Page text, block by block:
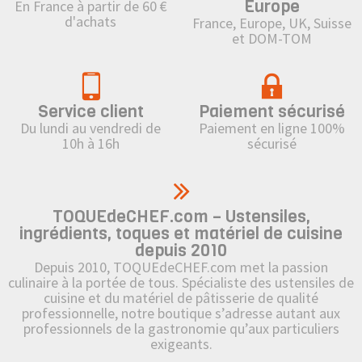
En France à partir de 60 €
d'achats
Europe
France, Europe, UK, Suisse
et DOM-TOM
Service client
Du lundi au vendredi de
10h à 16h
Paiement sécurisé
Paiement en ligne 100%
sécurisé
TOQUEdeCHEF.com – Ustensiles,
ingrédients, toques et matériel de cuisine
depuis 2010
Depuis 2010, TOQUEdeCHEF.com met la passion
culinaire à la portée de tous. Spécialiste des ustensiles de
cuisine et du matériel de pâtisserie de qualité
professionnelle, notre boutique s’adresse autant aux
professionnels de la gastronomie qu’aux particuliers
exigeants.